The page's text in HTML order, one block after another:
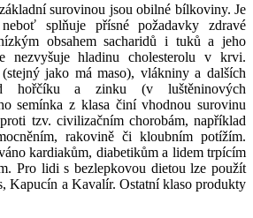
surovinou jsou obilné bílkoviny. Je
splňuje přísné požadavky zdravé
obsahem sacharidů i tuků a jeho
nezvyšuje hladinu cholesterolu v krvi.
jako má maso), vlákniny a dalších
hořčíku a zinku (v luštěninových
semínka z klasa činí vhodnou surovinu
tzv. civilizačním chorobám, například
rakovině či kloubním potížím.
kardiakům, diabetikům a lidem trpícím
Pro lidi s bezlepkovou dietou lze použít
Kapucín a Kavalír. Ostatní klaso produkty